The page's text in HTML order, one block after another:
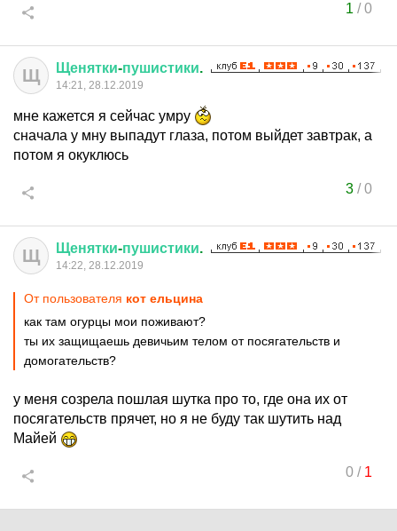
1 /0
Щ Щенятки-пушистики.
14:21, 28.12.2019
мне кажется я сейчас умру
сначала у мну выпадут глаза, потом выйдет завтрак, а
потом я окуклюсь
3/0
Щ Щенятки-пушистики.
14:22, 28.12.2019
От пользователя кот ельцина
как там огурцы мои поживают?
ты их защищаешь девичьим телом от посягательств и
домогательств?
у меня созрела пошлая шутка про то, где она их от
посягательств прячет, но я не буду так шутить над
Майей
0/ 1